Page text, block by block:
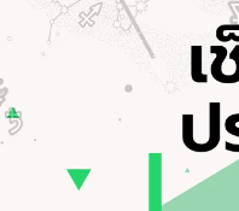
กแอปฟรี ติดตาม
บริษัท อิมเมจ ฟิวเจอร์ (ประเทศไทย) จำกัด